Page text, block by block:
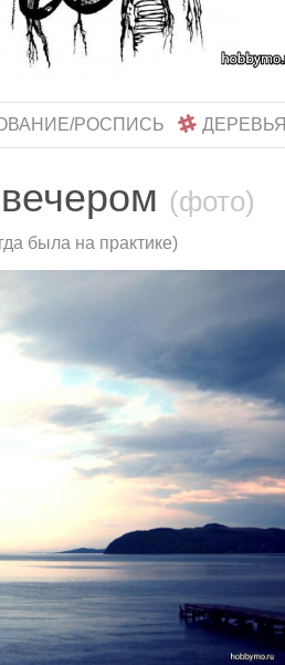
РОСПИСЬ ДЕРЕВЬЯ
(фото)
была на практике)